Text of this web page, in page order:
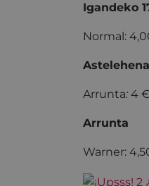
Igandeko
Normal:
Arrunta: 4 €
Arrunta
Warner: